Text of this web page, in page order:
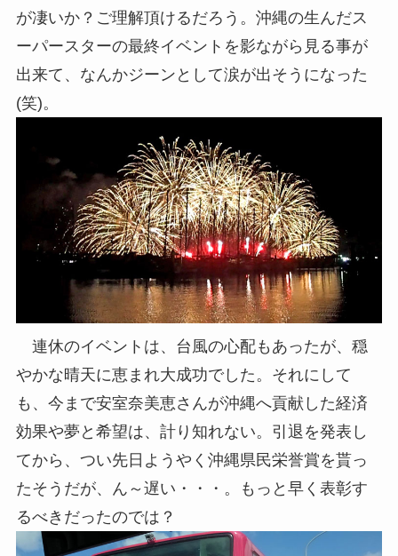
が凄いか？ご理解頂けるだろう。沖縄の生んだス
ーパースターの最終イベントを影ながら見る事が
出来て、なんかジーンとして涙が出そうになった
(笑)。
連休のイベントは、台風の心配もあったが、穏
やかな晴天に恵まれ大成功でした。それにして
も、今まで安室奈美恵さんが沖縄へ貢献した経済
効果や夢と希望は、計り知れない。引退を発表し
てから、つい先日ようやく沖縄県民栄誉賞を貰っ
たそうだが、ん～遅い・・・。もっと早く表彰す
るべきだったのでは？